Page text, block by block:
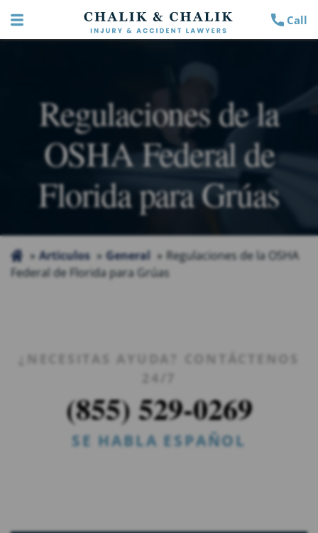
Call
Regulaciones de la
OSHA Federal de
Florida para Grúas
Articulos General
Regulaciones de la OSHA
Federal de Florida para Grúas
¿NECESITAS AYUDA? CONTÁCTENOS
24/7
(855) 529-0269
SE HABLA ESPAÑOL